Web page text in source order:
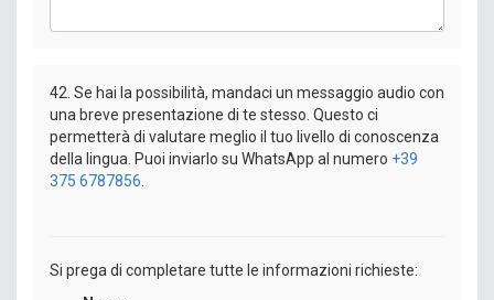
42. Se hai la possibilità, mandaci un messaggio audio con
una breve presentazione di te stesso. Questo ci
permetterà di valutare meglio il tuo livello di conoscenza
della lingua. Puoi inviarlo su WhatsApp al numero +39
375 6787856
Si prega di completare tutte le informazioni richieste: